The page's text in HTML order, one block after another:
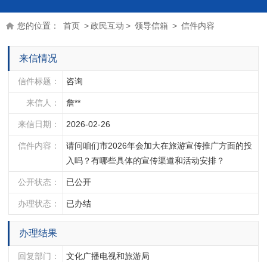
您的位置： 首页 >政民互动 > 领导信箱 > 信件内容
来信情况
信件标题： 咨询
来信人： 詹**
来信日期： 2026-02-26
信件内容：
请问咱们市2026年会加大在旅游宣传推广方面的投
入吗？有哪些具体的宣传渠道和活动安排？
公开状态： 已公开
办理状态： 已办结
办理结果
回复部门： 文化广播电视和旅游局